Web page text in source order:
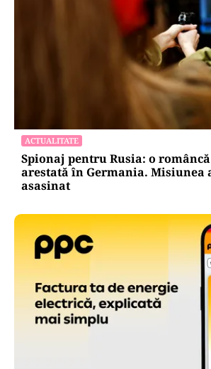
ACTUALITATE
Spionaj pentru Rusia: o româncă
arestată în Germania. Misiunea
asasinat